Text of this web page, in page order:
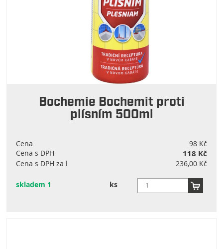
Bochemie Bochemit proti
plísním 500ml
Cena
98 Kč
Cena s DPH
118 Kč
Cena s DPH za l 236,00 Kč
skladem 1 ks